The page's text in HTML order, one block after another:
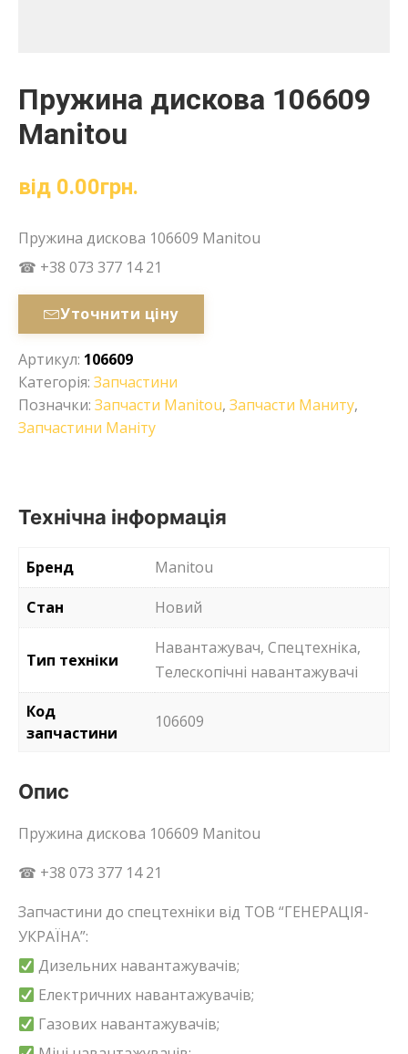
Пружина дискова 106609
Manitou
від 0.00грн.
Пружина дискова 106609 Manitou
☎ +38 073 377 14 21
Уточнити ціну
Артикул: 106609
Категорія: Запчастини
Позначки: Запчасти Manitou, Запчасти Маниту,
Запчастини Маніту
Технічна інформація
Бренд
Manitou
Стан
Новий
Тип техніки
Навантажувач, Спецтехніка,
Телескопічні навантажувачі
Код
запчастини
106609
Опис
Пружина дискова 106609 Manitou
☎ +38 073 377 14 21
Запчастини до спецтехніки від ТОВ “ГЕНЕРАЦІЯ-
УКРАЇНА”:
Дизельних навантажувачів;
Електричних навантажувачів;
Газових навантажувачів;